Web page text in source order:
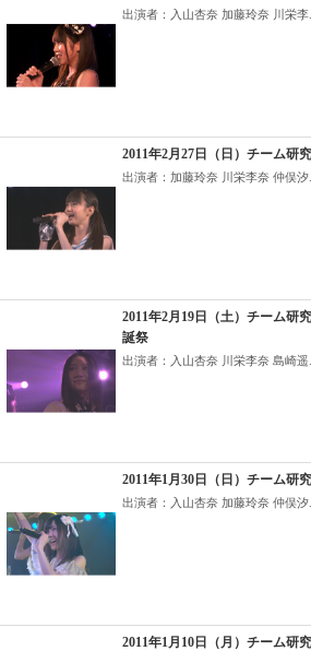
出演者：入山杏奈 加藤玲奈 川栄李...
2011年2月27日（日）チーム研
出演者：加藤玲奈 川栄李奈 仲俣汐...
2011年2月19日（土）チーム研
誕祭
出演者：入山杏奈 川栄李奈 島崎遥...
2011年1月30日（日）チーム研
出演者：入山杏奈 加藤玲奈 仲俣汐...
2011年1月10日（月）チーム研